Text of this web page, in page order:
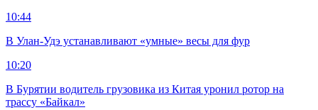
10:44
В Улан-Удэ устанавливают «умные» весы для фур
10:20
В Бурятии водитель грузовика из Китая уронил ротор на
трассу «Байкал»